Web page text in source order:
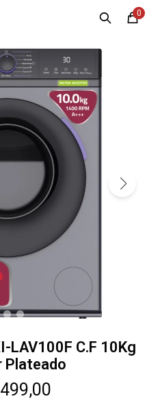
0
LAV100F C.F 10Kg
Plateado
499,00
MI CUENTA
Sucursales